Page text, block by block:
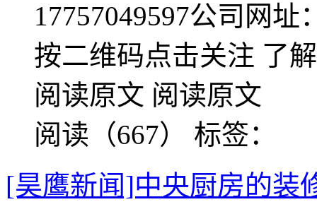
17757049597公司网址
按二维码点击关注 了
阅读原文 阅读原文
阅读（667） 标签：
[昊鹰新闻]中央厨房的装